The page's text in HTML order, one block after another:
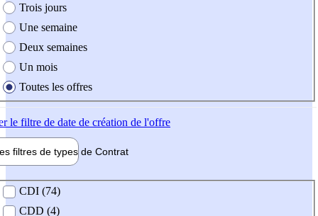
Trois jours
Une semaine
Deux semaines
Un mois
Toutes les offres
le filtre de date de création de l'offre
filtres de types de Contrat
contrat
CDI (74)
CDD (4)